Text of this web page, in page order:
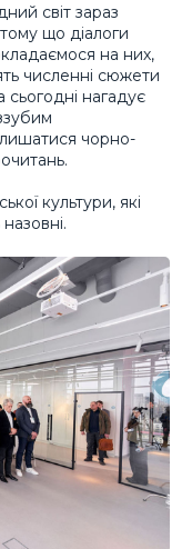
світ зараз
що діалоги
на них,
численні сюжети
сьогодні нагадує
чорно-
культури, які